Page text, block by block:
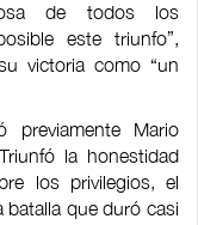
de todos los
este triunfo”,
victoria como “un
previamente Mario
la honestidad
los privilegios, el
batalla que duró casi